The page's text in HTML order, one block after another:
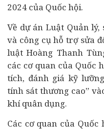
2024 của Quốc hội.
Về dự án Luật Quản
và công cụ hỗ trợ sửa
luật Hoàng Thanh
các cơ quan của Quốc
tích, đánh giá kỹ
tính sát thương cao”
khí quân dụng.
Các cơ quan của